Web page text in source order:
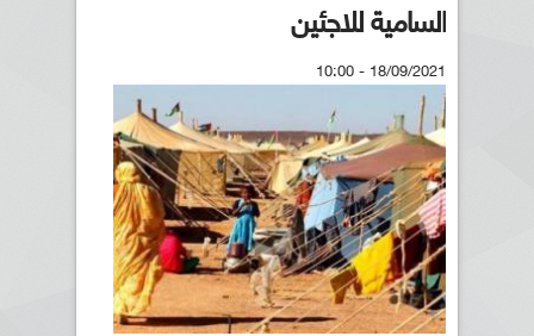
السامية للاجئين
18/09/2021 - 10:00